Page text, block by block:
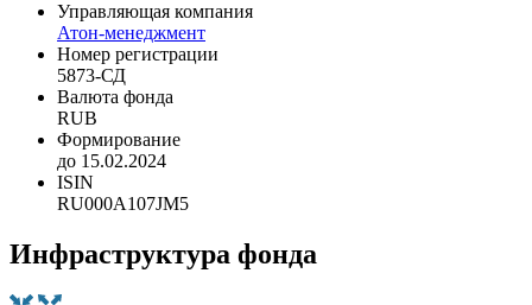
Управляющая компания
Атон-менеджмент
Номер регистрации
5873-СД
Валюта фонда
RUB
Формирование
до 15.02.2024
ISIN
RU000A107JM5
Инфраструктура фонда